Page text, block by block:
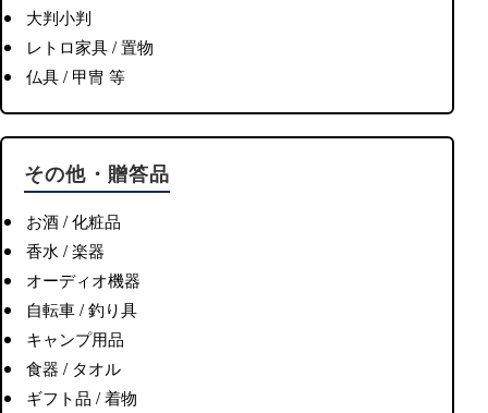
大判小判
レトロ家具 / 置物
仏具 / 甲冑 等
その他・贈答品
お酒 / 化粧品
香水 / 楽器
オーディオ機器
自転車 / 釣り具
キャンプ用品
食器 / タオル
ギフト品 / 着物